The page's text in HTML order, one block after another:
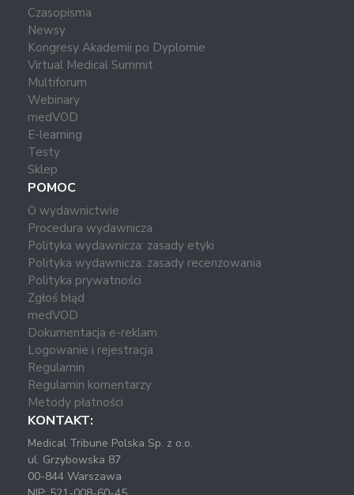
Czasopisma
Newsy
Kongresy Akademii po Dyplomie
Virtual Medical Summit
Multiforum
Webinary
medVOD
E-learning
Testy
Sklep
POMOC
O wydawnictwie
Procedura wydawnicza
Polityka wydawnicza: zasady etyki
Polityka wydawnicza: zasady recenzowania
Polityka prywatności
Zgłoś błąd
medVOD
Dokumentacja e-reklam
Logowanie i rejestracja
Regulamin
Regulamin komentarzy
Metody płatności
KONTAKT:
Medical Tribune Polska Sp. z o.o.
ul. Grzybowska 87
00-844 Warszawa